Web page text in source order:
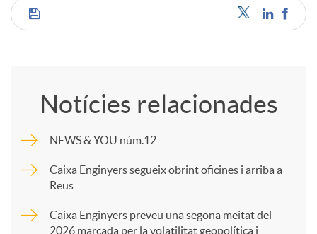
C
m
p
a
Notícies relacionades
NEWS & YOU núm.12
Caixa Enginyers segueix obrint oficines i arriba a
Reus
Caixa Enginyers preveu una segona meitat del
2026 marcada per la volatilitat geopolítica i